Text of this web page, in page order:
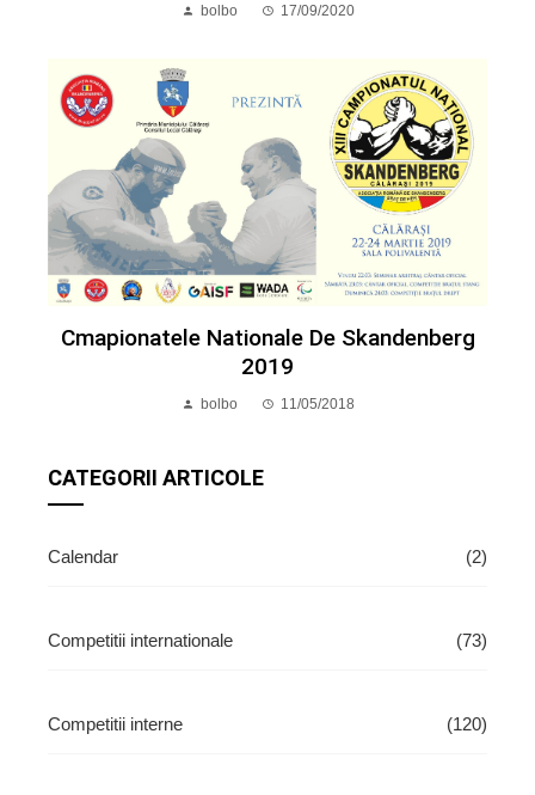
bolbo 17/09/2020
Cmapionatele Nationale De Skandenberg
2019
bolbo 11/05/2018
CATEGORII ARTICOLE
Calendar (2)
Competitii internationale (73)
Competitii interne (120)